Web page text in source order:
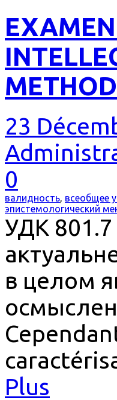
23
0
валидность, всеобщее
эпистемологический
УДК
в целом
Plus